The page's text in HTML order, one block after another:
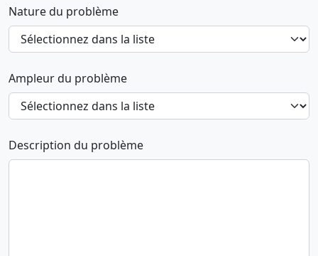
Nature du problème
Ampleur du problème
Description du problème